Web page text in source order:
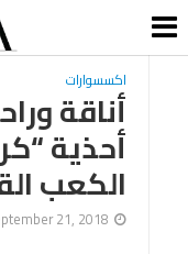
اكسسوارات
أناقة
أحذية
الكعب
21, 2018